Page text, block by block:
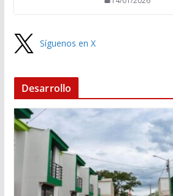
Síguenos en X
Desarrollo